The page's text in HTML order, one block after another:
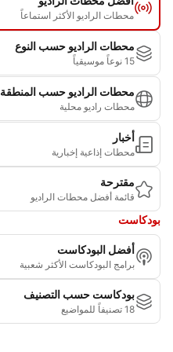
محطات الراديو الأكثر استماعاً
محطات الراديو حسب النوع
15 نوعاً موسيقياً
محطات الراديو حسب المنطقة
محطات راديو محلية
أخبار
محطات إذاعية إخبارية
مقترحة
قائمة أفضل محطات الراديو
بودكاست
أفضل البودكاست
برامج البودكاست الأكثر شعبية
بودكاست حسب التصنيف
18 تصنيفاً للمواضيع